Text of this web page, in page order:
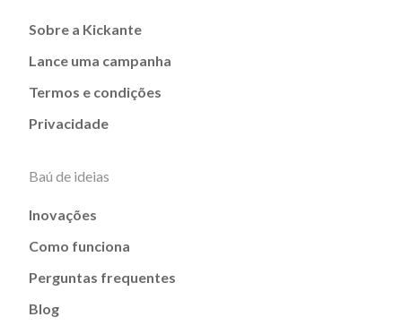
Sobre a Kickante
Lance uma campanha
Termos e condições
Privacidade
Baú de ideias
Inovações
Como funciona
Perguntas frequentes
Blog